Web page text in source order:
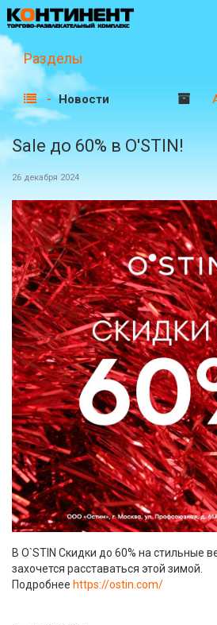
Разделы
Новости
Sale до 60% в O'STIN!
26 декабря 2024
В O`STIN Cкидки до 60% на стильные
захочется расставаться этой зимой.
Подробнее https://ostin.com/